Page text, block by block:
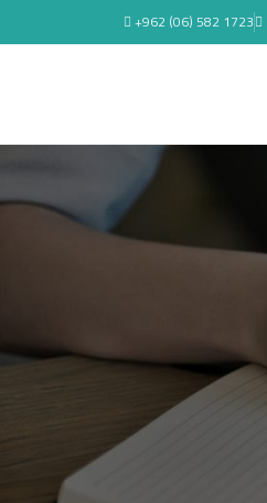
+962 (06) 582 1723
الذاكرة) للزميل
1 Comment
جسّاس) للزميل